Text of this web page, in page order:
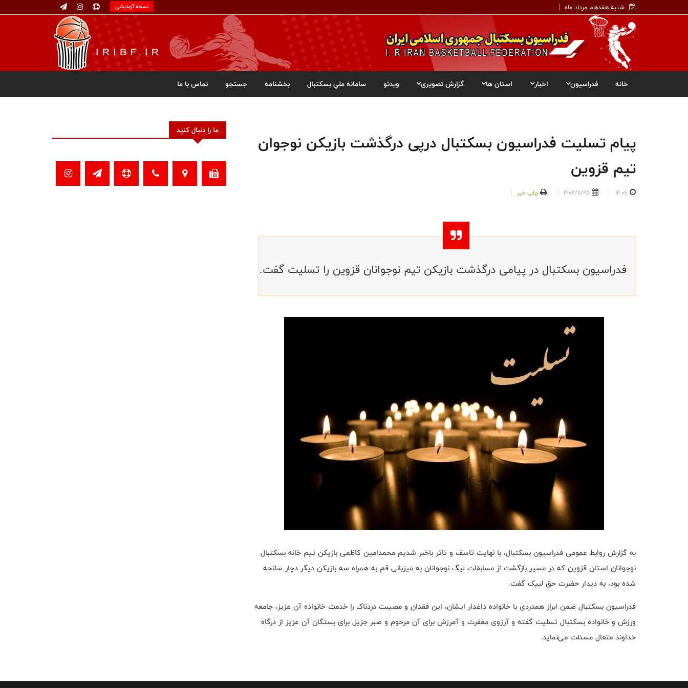
شنبه هفدهم مرداد ماه نسخه آزمایشی
خانه فدراسیون اخبار استان ها گزارش تصویری ویدئو سامانه ملي بسکتبال بخشنامه جستجو تماس با ما
پیام تسلیت فدراسیون بسکتبال درپی درگذشت بازیکن نوجوان
تیم قزوین
12:06
1402/11/25 چاپ خبر
فدراسیون بسکتبال در پیامی درگذشت بازیکن تیم نوجوانان قزوین را تسلیت گفت.
به گزارش روابط عمومی فدراسیون بسکتبال، با نهایت تاسف و تاثر باخبر شدیم محمدامین کاظمی بازیکن تیم خانه بسکتبال
نوجوانان استان قزوین که در مسیر بازگشت از مسابقات لیگ نوجوانان به میزبانی قم به همراه سه بازیکن دیگر دچار سانحه
شده بود، به دیدار حضرت حق لبیک گفت.
فدراسیون بسکتبال ضمن ابراز همدردی با خانواده داغدار ایشان، این فقدان و مصیبت دردناک را خدمت خانواده آن عزیز، جامعه
ورزش و خانواده بسکتبال تسلیت گفته و آرزوی مغفرت و آمرزش برای آن مرحوم و صبر جزیل برای بستگان آن عزیز از درگاه
خداوند متعال مسئلت می‌نماید.
ما را دنبال کنید